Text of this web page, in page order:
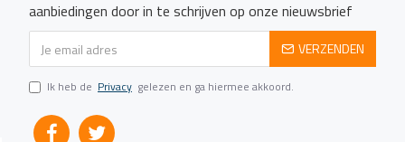
aanbiedingen door in te schrijven op onze nieuwsbrief
VERZENDEN
Ik heb de Privacy gelezen en ga hiermee akkoord.